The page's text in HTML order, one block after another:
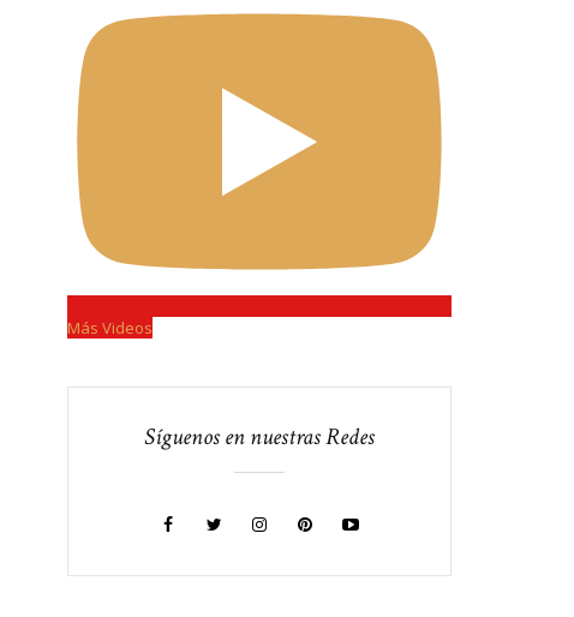
Más Videos
Síguenos en nuestras Redes